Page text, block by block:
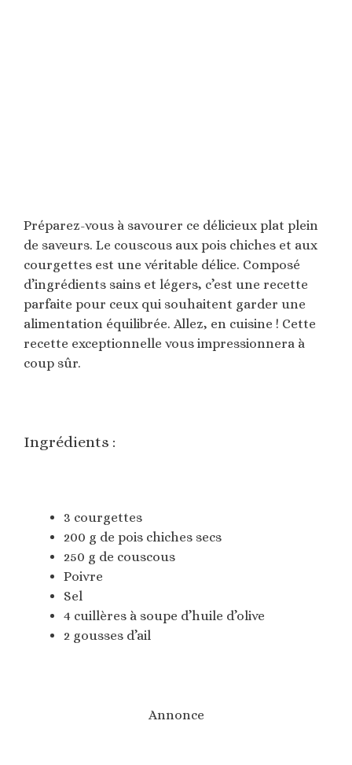
Préparez-vous à savourer ce délicieux plat plein
de saveurs. Le couscous aux pois chiches et aux
courgettes est une véritable délice. Composé
d’ingrédients sains et légers, c’est une recette
parfaite pour ceux qui souhaitent garder une
alimentation équilibrée. Allez, en cuisine ! Cette
recette exceptionnelle vous impressionnera à
coup sûr.
Ingrédients :
3 courgettes
200 g de pois chiches secs
250 g de couscous
Poivre
Sel
4 cuillères à soupe d’huile d’olive
2 gousses d’ail
Annonce